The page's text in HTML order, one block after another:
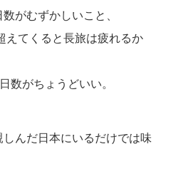
がむずかしいこと、
えてくると長旅は疲れるか
数がちょうどいい。
んだ日本にいるだけでは味